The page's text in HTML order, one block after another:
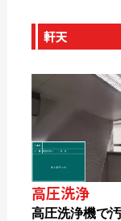
軒天
高圧洗浄
高圧洗浄機で